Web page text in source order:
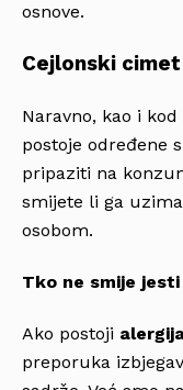
osnove.
Cejlonski
Naravno, kao i
postoje određene
pripaziti na
smijete li ga
osobom.
Tko ne smije
Ako postoji
preporuka